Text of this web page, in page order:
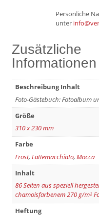
Persönliche
unter
Zusätzliche
Informationen
Beschreibung Inhalt
Foto-Gästebuch: Fotoalbum
Größe
310 x 230 mm
Farbe
Frost, Lattemacchiato, Mocca
Inhalt
86 Seiten aus speziell
chamoisfarbenem 270 g/m²
Heftung